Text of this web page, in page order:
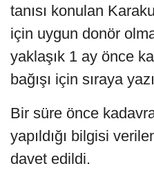
tanısı konulan
için uygun donör
yaklaşık 1 ay önce
bağışı için sıraya
Bir süre önce
yapıldığı bilgisi
davet edildi.